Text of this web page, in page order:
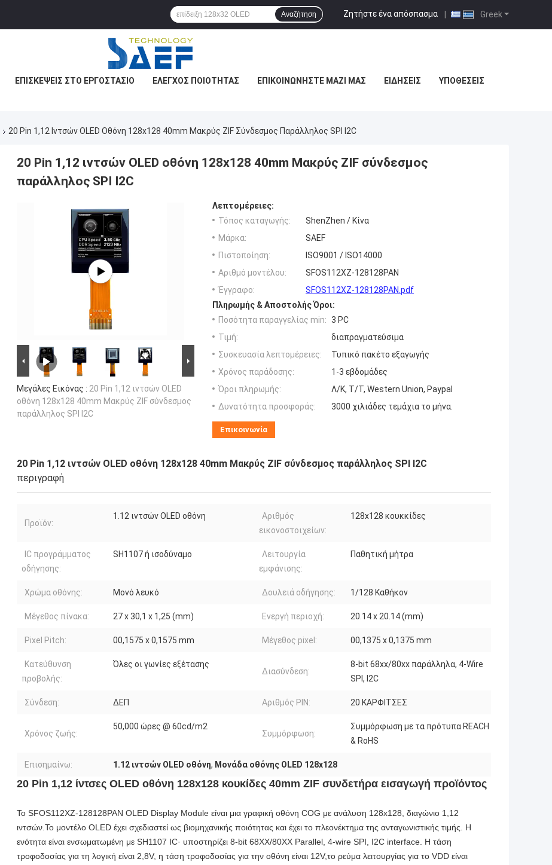
Greek
Ζητήστε ένα απόσπασμα |
Αναζήτηση
ΕΠΙΣΚΈΨΕΙΣ ΣΤΟ ΕΡΓΟΣΤΆΣΙΟ ΈΛΕΓΧΟΣ ΠΟΙΌΤΗΤΑΣ ΕΠΙΚΟΙΝΩΝΉΣΤΕ ΜΑΖΊ ΜΑΣ ΕΙΔΉΣΕΙΣ ΥΠΟΘΈΣΕΙΣ
20 Pin 1,12 Ιντσών OLED Οθόνη 128x128 40mm Μακρύς ZIF Σύνδεσμος Παράλληλος SPI I2C
20 Pin 1,12 ιντσών OLED οθόνη 128x128 40mm Μακρύς ZIF σύνδεσμος
παράλληλος SPI I2C
Μεγάλες Εικόνας : 20 Pin 1,12 ιντσών OLED
οθόνη 128x128 40mm Μακρύς ZIF σύνδεσμος
παράλληλος SPI I2C
Λεπτομέρειες:
Τόπος καταγωγής:
ShenZhen / Κίνα
Μάρκα:
SAEF
Πιστοποίηση:
ISO9001 / ISO14000
Αριθμό μοντέλου:
SFOS112XZ-128128PAN
Έγγραφο:
SFOS112XZ-128128PAN.pdf
Πληρωμής & Αποστολής Όροι:
Ποσότητα παραγγελίας min: 3 PC
Τιμή:
διαπραγματεύσιμα
Συσκευασία λεπτομέρειες:
Τυπικό πακέτο εξαγωγής
Χρόνος παράδοσης:
1-3 εβδομάδες
Όροι πληρωμής:
Λ/Κ, Τ/Τ, Western Union, Paypal
Δυνατότητα προσφοράς:
3000 χιλιάδες τεμάχια το μήνα.
Επικοινωνία
20 Pin 1,12 ιντσών OLED οθόνη 128x128 40mm Μακρύς ZIF σύνδεσμος παράλληλος SPI I2C
περιγραφή
Προϊόν:
1.12 ιντσών OLED οθόνη
Αριθμός
εικονοστοιχείων:
128x128 κουκκίδες
IC προγράμματος
οδήγησης:
SH1107 ή ισοδύναμο
Λειτουργία
εμφάνισης:
Παθητική μήτρα
Χρώμα οθόνης: Μονό λευκό Δουλειά οδήγησης: 1/128 Καθήκον
Μέγεθος πίνακα: 27 x 30,1 x 1,25 (mm) Ενεργή περιοχή: 20.14 x 20.14 (mm)
Pixel Pitch: 00,1575 x 0,1575 mm Μέγεθος pixel: 00,1375 x 0,1375 mm
Κατεύθυνση
προβολής:
Όλες οι γωνίες εξέτασης
Διασύνδεση:
8-bit 68xx/80xx παράλληλα, 4-Wire
SPI, I2C
Σύνδεση: ΔΕΠ Αριθμός PIN: 20 ΚΑΡΦΙΤΣΕΣ
Χρόνος ζωής:
50,000 ώρες @ 60cd/m2
Συμμόρφωση:
Συμμόρφωση με τα πρότυπα REACH
& RoHS
Επισημαίνω: 1.12 ιντσών OLED οθόνη, Μονάδα οθόνης OLED 128x128
20 Pin 1,12 ίντσες OLED οθόνη 128x128 κουκίδες 40mm ZIF συνδετήρα εισαγωγή προϊόντος
Το SFOS112XZ-128128PAN OLED Display Module είναι μια γραφική οθόνη COG με ανάλυση 128x128, διαγώνιο 1,12
ιντσών.Το μοντέλο OLED έχει σχεδιαστεί ως βιομηχανικής ποιότητας και έχει το πλεονέκτημα της ανταγωνιστικής τιμής. Η
ενότητα είναι ενσωματωμένη με SH1107 IC· υποστηρίζει 8-bit 68XX/80XX Parallel, 4-wire SPI, I2C interface. Η τάση
τροφοδοσίας για τη λογική είναι 2,8V, η τάση τροφοδοσίας για την οθόνη είναι 12V,το ρεύμα λειτουργίας για το VDD είναι